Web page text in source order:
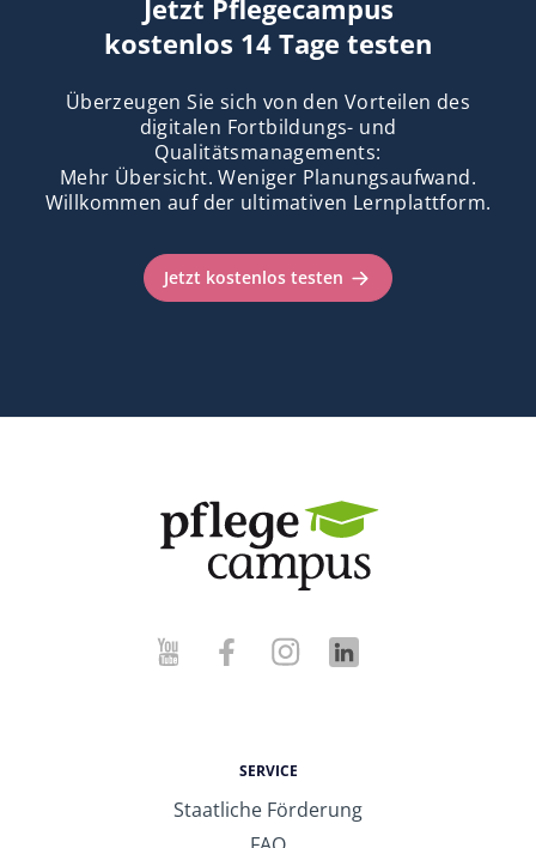
Jetzt Pflegecampus
kostenlos 14 Tage testen
Überzeugen Sie sich von den Vorteilen des
digitalen Fortbildungs- und
Qualitätsmanagements:
Mehr Übersicht. Weniger Planungsaufwand.
Willkommen auf der ultimativen Lernplattform.
Jetzt kostenlos testen
SERVICE
Staatliche Förderung